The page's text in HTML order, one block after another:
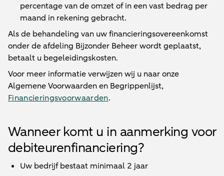
percentage van de omzet of in een vast bedrag per
maand in rekening gebracht.
Als de behandeling van uw financieringsovereenkomst
onder de afdeling Bijzonder Beheer wordt geplaatst,
betaalt u begeleidingskosten.
Voor meer informatie verwijzen wij u naar onze
Algemene Voorwaarden en Begrippenlijst,
Financieringsvoorwaarden.
Wanneer komt u in aanmerking voor
debiteurenfinanciering?
Uw bedrijf bestaat minimaal 2 jaar